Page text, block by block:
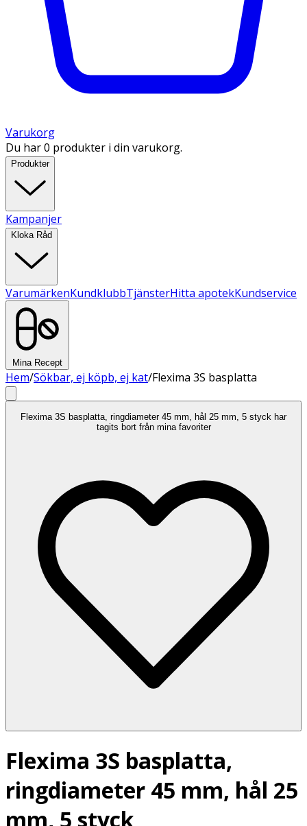
Varukorg
Du har 0 produkter i din varukorg.
Produkter
Kampanjer
Kloka Råd
VarumärkenKundklubbTjänsterHitta apotekKundservice
Mina Recept
Hem/Sökbar, ej köpb, ej kat/Flexima 3S basplatta
Flexima 3S basplatta, ringdiameter 45 mm, hål 25 mm, 5 styck har
tagits bort från mina favoriter
Flexima 3S basplatta,
ringdiameter 45 mm, hål 25
mm, 5 styck